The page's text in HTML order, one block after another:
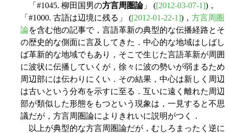
「#1045. 柳田国男の方言周圏論」 ([2012-03-07-1])，
「#1000. 古語は辺境に残る」 ([2012-01-22-1])， 方言周圏
論を含む他の記事で，言語革新の典型的な伝播経路とそ
の歴史的な側面に言及してきた．中心的な地域はしばし
ば革新的な地域でもあり，そこで生じた言語革新が周囲
に波状に伝播していくが，徐々に波の勢いが弱まるため
周辺部には伝わりにくい．その結果，中心は新しく周辺
は古いという分布を示すに至る．互いに遠く離れた周辺
部が類似した形態をもつという現象は，一見すると不思
議だが，方言周圏論によりきれいに説明がつく．
以上が典型的な方言周圏論だが，むしろまったく逆に